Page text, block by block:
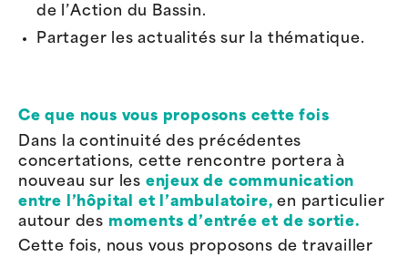
de l’Action du Bassin.
Partager les actualités sur la thématique.
Ce que nous vous proposons cette fois
Dans la continuité des précédentes
concertations, cette rencontre portera à
nouveau sur les enjeux de communication
entre l’hôpital et l’ambulatoire, en particulier
autour des moments d’entrée et de sortie.
Cette fois, nous vous proposons de travailler